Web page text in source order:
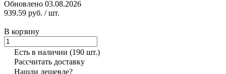
Обновлено 03.08.2026
939.59 руб. / шт.
В корзину
Есть в наличии (190 шт.)
Рассчитать доставку
Нашли дешевле?